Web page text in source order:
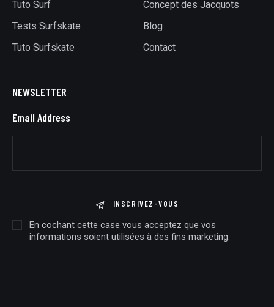
Tuto Surf
Tests Surfskate
Tuto Surfskate
Concept des Jacquots
Blog
Contact
NEWSLETTER
Email Address
INSCRIVEZ-VOUS
En cochant cette case vous acceptez que vos
informations soient utilisées à des fins marketing.